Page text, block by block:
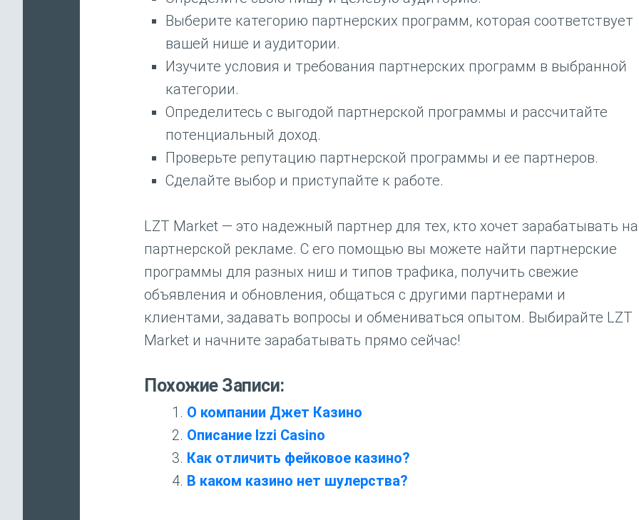
Выберите категорию партнерских программ, которая соответствует
вашей нише и аудитории.
Изучите условия и требования партнерских программ в выбранной
категории.
Определитесь с выгодой партнерской программы и рассчитайте
потенциальный доход.
Проверьте репутацию партнерской программы и ее партнеров.
Сделайте выбор и приступайте к работе.
LZT Market — это надежный партнер для тех, кто хочет зарабатывать на
партнерской рекламе. С его помощью вы можете найти партнерские
программы для разных ниш и типов трафика, получить свежие
объявления и обновления, общаться с другими партнерами и
клиентами, задавать вопросы и обмениваться опытом. Выбирайте LZT
Market и начните зарабатывать прямо сейчас!
Похожие Записи:
О компании Джет Казино
Описание Izzi Casino
Как отличить фейковое казино?
В каком казино нет шулерства?